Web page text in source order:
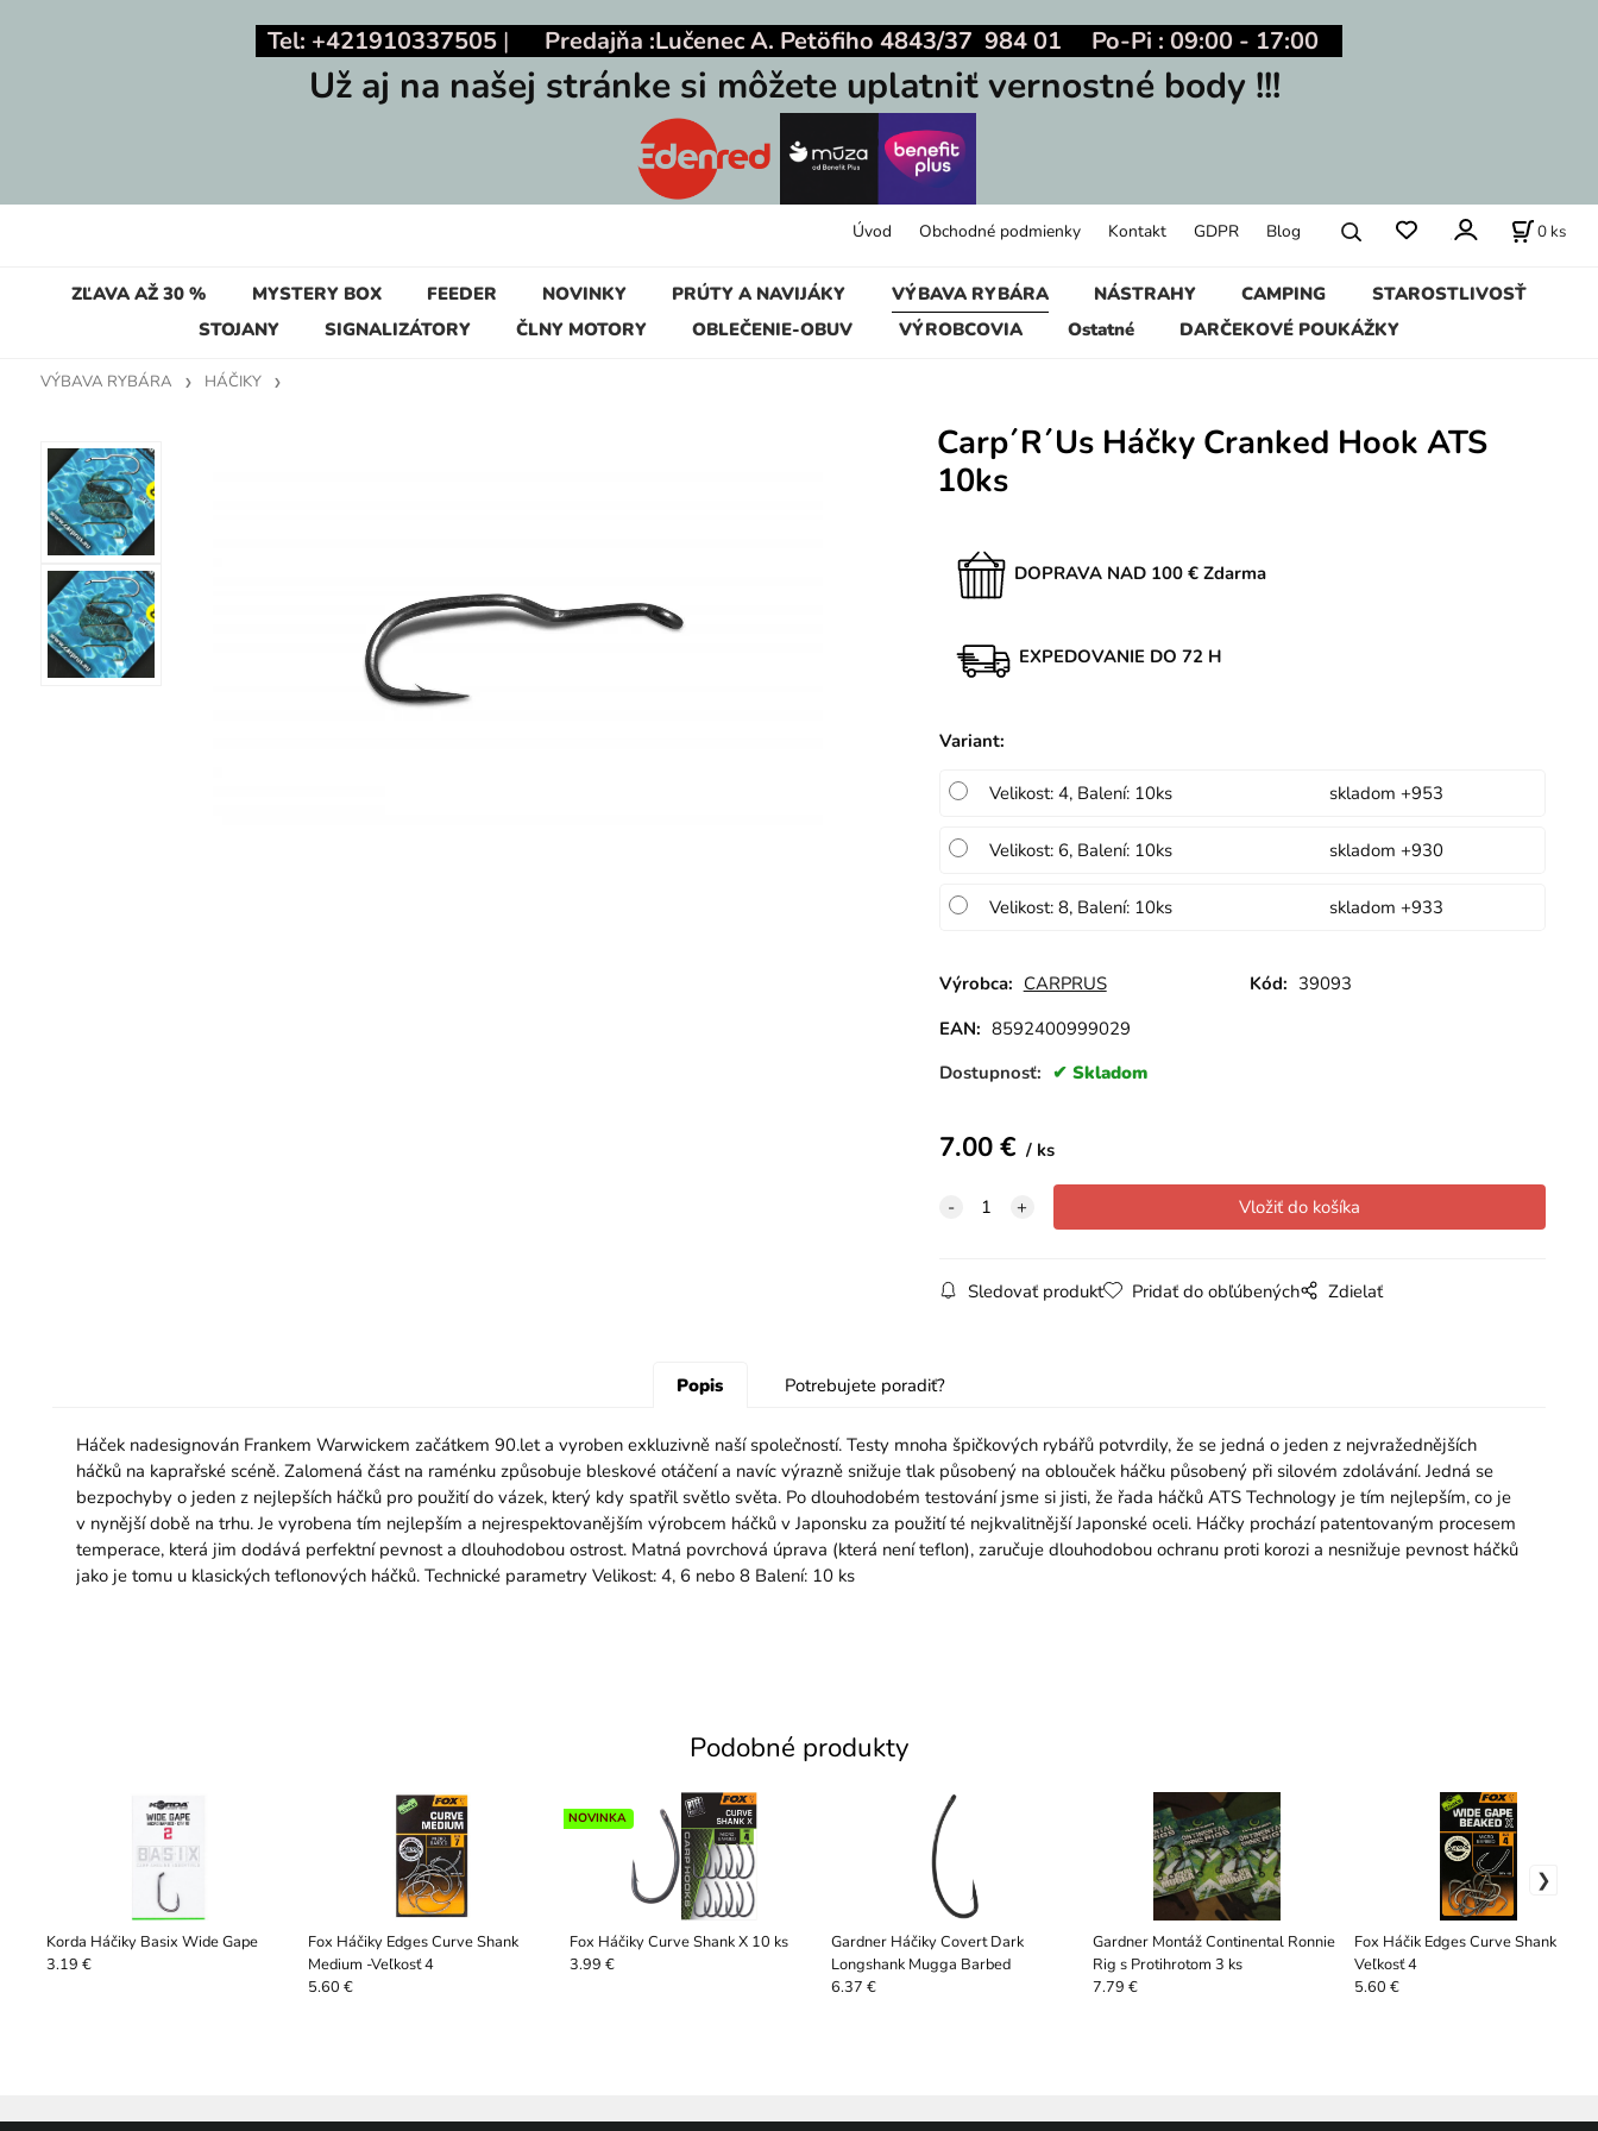
Tel: +421910337505 | Predajňa :Lučenec A. Petöfiho 4843/37 984 01 Po-Pi : 09:00 - 17:00
Už aj na našej stránke si môžete uplatniť vernostné body !!!
ZĽAVA AŽ 30 % MYSTERY BOX FEEDER NOVINKY PRÚTY A NAVIJÁKY VÝBAVA RYBÁRA NÁSTRAHY CAMPING
STAROSTLIVOSŤ
STOJANY
SIGNALIZÁTORY ČLNY MOTORY OBLEČENIE-OBUV VÝROBCOVIA Ostatné DARČEKOVÉ POUKÁŽKY
Úvod Obchodné podmienky Kontakt GDPR Blog 0 ks
VÝBAVA RYBÁRA HÁČIKY
Carp´R´Us Háčky Cranked Hook ATS
10ks
DOPRAVA NAD 100 € Zdarma
EXPEDOVANIE DO 72 H
Variant:
Velikost: 4, Balení: 10ks skladom +953
Velikost: 6, Balení: 10ks skladom +930
Velikost: 8, Balení: 10ks skladom +933
Výrobca: CARPRUS Kód: 39093
EAN: 8592400999029
Dostupnosť:
Skladom
7.00€ ks
Sledovať produkt Pridať do obľúbených Zdielať
Popis Potrebujete poradiť?
Háček nadesignován Frankem Warwickem začátkem 90.let a vyroben exkluzivně naší společností. Testy mnoha špičkových rybářů potvrdily, že se jedná o jeden z nejvražednějších
háčků na kaprařské scéně. Zalomená část na raménku způsobuje bleskové otáčení a navíc výrazně snižuje tlak působený na oblouček háčku působený při silovém zdolávání. Jedná se
bezpochyby o jeden z nejlepších háčků pro použití do vázek, který kdy spatřil světlo světa. Po dlouhodobém testování jsme si jisti, že řada háčků ATS Technology je tím nejlepším, co je
v nynější době na trhu. Je vyrobena tím nejlepším a nejrespektovanějším výrobcem háčků v Japonsku za použití té nejkvalitnější Japonské oceli. Háčky prochází patentovaným procesem
temperace, která jim dodává perfektní pevnost a dlouhodobou ostrost. Matná povrchová úprava (která není teflon), zaručuje dlouhodobou ochranu proti korozi a nesnižuje pevnost háčků
jako je tomu u klasických teflonových háčků. Technické parametry Velikost: 4, 6 nebo 8 Balení: 10 ks
Podobné produkty
Korda Háčiky Basix Wide Gape
3.19 €
Fox Háčiky Edges Curve Shank
Medium -Veľkosť 4
5.60 €
Fox Háčiky Curve Shank X 10 ks
NOVINKA
3.99 €
Gardner Háčiky Covert Dark
Longshank Mugga Barbed
6.37 €
Gardner Montáž Continental Ronnie
Rig s Protihrotom 3 ks
7.79 €
Fox Háčik Edges Curve Shank X-
Veľkosť 4
5.60 €